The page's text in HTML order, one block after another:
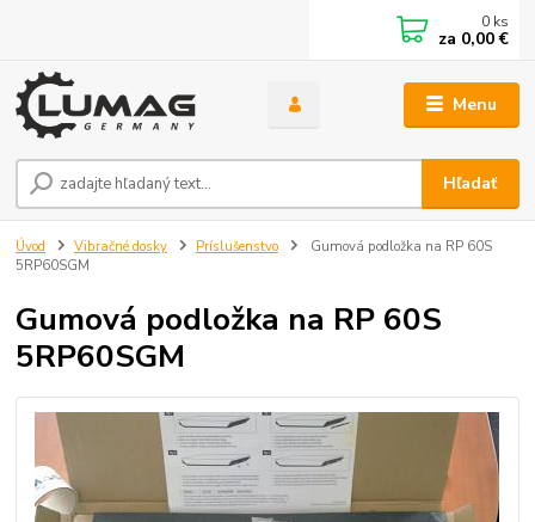
Menu
Hľadať
0 ks
za 0,00 €
Úvod Vibračné dosky Príslušenstvo
Gumová podložka na RP 60S
5RP60SGM
Gumová podložka na RP 60S
5RP60SGM